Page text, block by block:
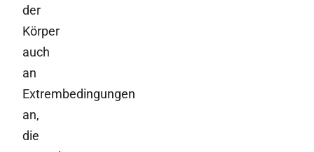
der
Körper
auch
an
Extrembedingungen
an,
die